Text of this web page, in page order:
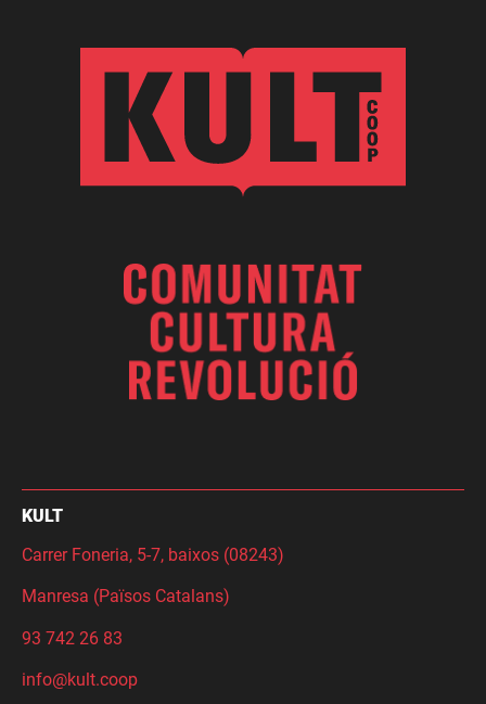
KULT
Carrer Foneria, 5-7, baixos (08243)
Manresa (Països Catalans)
93 742 26 83
info@kult.coop